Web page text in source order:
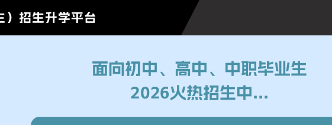
招生升学平台
面向初中、高中、中职毕业生
2026火热招生中...